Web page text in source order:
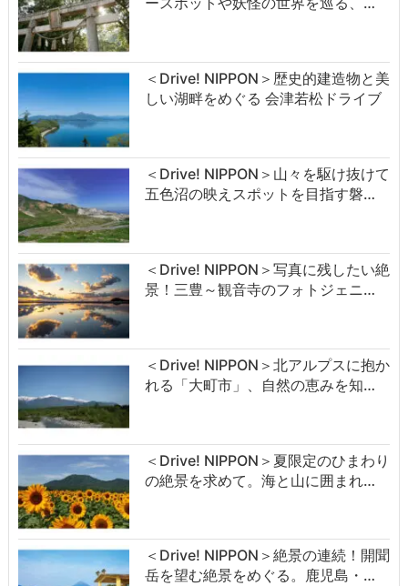
＜Drive! NIPPON＞歴史的建造物と美
しい湖畔をめぐる 会津若松ドライブ
＜Drive! NIPPON＞山々を駆け抜けて
五色沼の映えスポットを目指す磐…
＜Drive! NIPPON＞写真に残したい絶
景！三豊～観音寺のフォトジェニ…
＜Drive! NIPPON＞北アルプスに抱か
れる「大町市」、自然の恵みを知…
＜Drive! NIPPON＞夏限定のひまわり
の絶景を求めて。海と山に囲まれ…
＜Drive! NIPPON＞絶景の連続！開聞
岳を望む絶景をめぐる。鹿児島・…